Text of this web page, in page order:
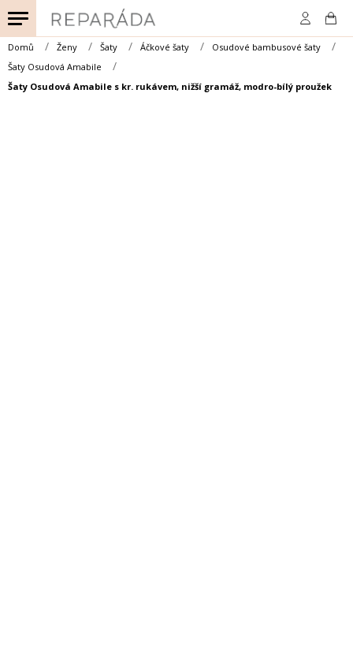
na
obsah
Domů Ženy Šaty Áčkové šaty
Osudové bambusové šaty
Šaty Osudová Amabile
Šaty Osudová Amabile s kr. rukávem, nižší gramáž, modro-bílý proužek